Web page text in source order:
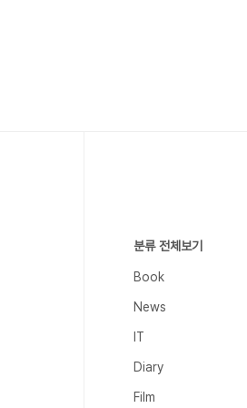
분류 전체보기
Book
News
IT
Diary
Film